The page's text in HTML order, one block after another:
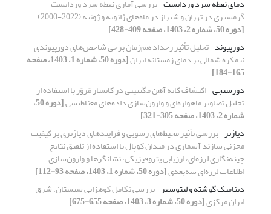
دمای نقطه سرد وردایست بررسی آماری نقطه سرد وردایست
گرمسیری در تهران و شیراز در ماه‌های ژانویه و ژوئیه (2022-2000)
[دوره 50، شماره 2، 1403، صفحه 409-428]
دورپیوند تحلیل تأثیر رخداد هم‌زمان برخی شاخص‌های دورپیوندی
نیمکره شمالی بر دمای زمستانه ایران [دوره 50، شماره 1، 1403، صفحه
165-184]
دورسنجی اکتشاف کانه آهن مگنتیتی در کانسار مَروَر با استفاده از
تحلیل تصاویر ماهواره‌ای و وارون‌سازی داده‌های مغناطیسی [دوره 50،
شماره 2، 1403، صفحه 305-321]
دیاژنز بررسی تأثیر محیط‌های رسوبی و فرایندهای دیاژنزی بر کیفیت
مخزنی سازند آسماری در میدان کوپال با استفاده از تلفیق نتایج
چینه‌نگاری لرزه‌ای، ارزیابی پتروفیزیکی، نشانگرها و وارون‌سازی
اطلاعات لرزه‌ای سه‌بعدی[دوره 50، شماره 1، 1403، صفحه 93-112]
دینامیک گوشته و لیتوسفر بررسی تکامل کوهزایی سیستان، شرق
ایران مرکزی[دوره 50، شماره 3، 1403، صفحه 655-675]